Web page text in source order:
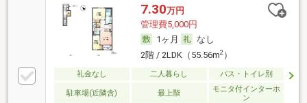
7.30万円
管理費5,000円
1ヶ月
なし
2階 / 2LDK（55.56m2）
礼金なし 二人暮らし バス・トイレ別
駐車場(近隣含) 最上階
モニタ付インターホ
ン